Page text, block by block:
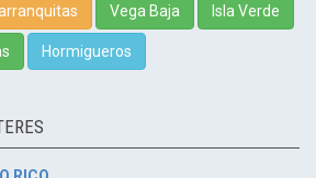
Vega Baja Isla Verde
Hormigueros